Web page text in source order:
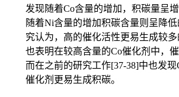
发现随着Co含量的增加，积碳量呈
随着Ni含量的增加积碳含量则呈降
究认为，高的催化活性更易生成较
也表明在较高含量的Co催化剂中，催
而在之前的研究工作[37-38]中也发
催化剂更易生成积碳。